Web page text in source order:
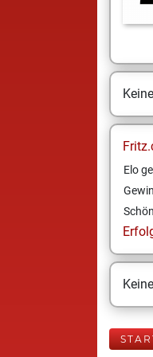
Elo